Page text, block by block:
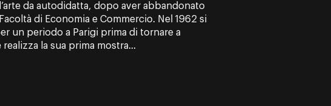
da autodidatta, dopo aver abbandonato
di Economia e Commercio. Nel 1962 si
un periodo a Parigi prima di tornare a
la sua prima mostra...